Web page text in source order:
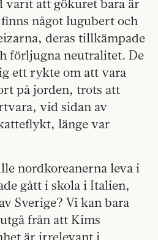
varit att gökuret bara är
något lugubert och
deras tillkämpade
förljugna neutralitet. De
ett rykte om att vara
på jorden, trots att
vid sidan av
länge var
nordkoreanerna leva i
gått i skola i Italien,
Sverige? Vi kan bara
från att Kims
är irrelevant i